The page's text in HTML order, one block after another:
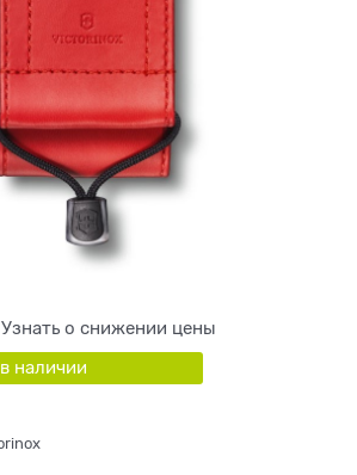
Узнать о снижении цены
наличии